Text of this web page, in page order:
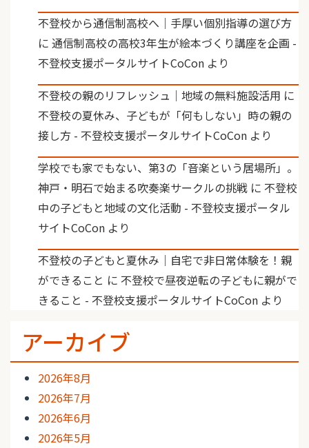
不登校から通信制高校へ｜手厚い個別指導の選び方
に 通信制高校の高校3年生が絵本づくり講座を企画 -
不登校支援ポータルサイトCoCon より
不登校の親のリフレッシュ｜地域の無料施設活用 に
不登校の夏休み、子どもが「何もしない」時の親の
接し方 - 不登校支援ポータルサイトCoCon より
学校でも家でもない、第3の「音楽という居場所」。
神戸・明石で始まる吹奏楽サークルの挑戦 に 不登校
中の子どもと地域の文化活動 - 不登校支援ポータル
サイトCoCon より
不登校の子どもと夏休み｜自宅で非日常体験を！親
ができること に 不登校で昼夜逆転の子どもに親がで
きること - 不登校支援ポータルサイトCoCon より
アーカイブ
2026年8月
2026年7月
2026年6月
2026年5月